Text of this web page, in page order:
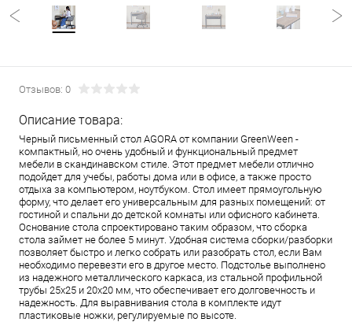
Отзывов: 0
Описание товара:
Черный письменный стол AGORA от компании GreenWeen -
компактный, но очень удобный и функциональный предмет
мебели в скандинавском стиле. Этот предмет мебели отлично
подойдет для учебы, работы дома или в офисе, а также просто
отдыха за компьютером, ноутбуком. Стол имеет прямоугольную
форму, что делает его универсальным для разных помещений: от
гостиной и спальни до детской комнаты или офисного кабинета.
Основание стола спроектировано таким образом, что сборка
стола займет не более 5 минут. Удобная система сборки/разборки
позволяет быстро и легко собрать или разобрать стол, если Вам
необходимо перевезти его в другое место. Подстолье выполнено
из надежного металлического каркаса, из стальной профильной
трубы 25х25 и 20х20 мм, что обеспечивает его долговечность и
надежность. Для выравнивания стола в комплекте идут
пластиковые ножки, регулируемые по высоте.